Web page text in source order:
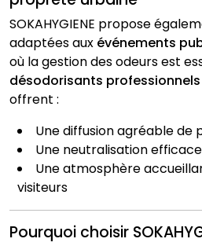
SOKAHYGIENE propose
adaptées aux événements
où la gestion des odeurs est
désodorisants
offrent :
Une diffusion agréable de
Une neutralisation
Une atmosphère
visiteurs
Pourquoi choisir